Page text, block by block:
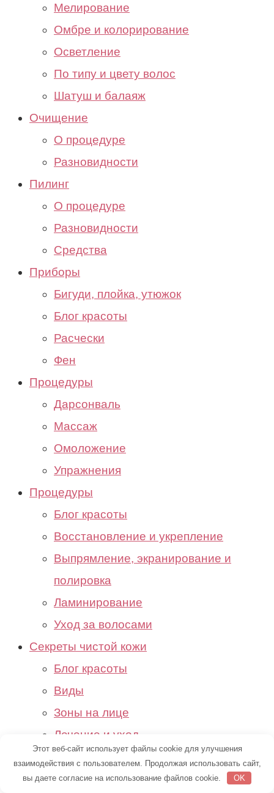
Мелирование
Омбре и колорирование
Осветление
По типу и цвету волос
Шатуш и балаяж
Очищение
О процедуре
Разновидности
Пилинг
О процедуре
Разновидности
Средства
Приборы
Бигуди, плойка, утюжок
Блог красоты
Расчески
Фен
Процедуры
Дарсонваль
Массаж
Омоложение
Упражнения
Процедуры
Блог красоты
Восстановление и укрепление
Выпрямление, экранирование и
полировка
Ламинирование
Уход за волосами
Секреты чистой кожи
Блог красоты
Виды
Зоны на лице
Лечение и уход
Причины возникновения высыпаний
События
Этот веб-сайт использует файлы cookie для улучшения
взаимодействия с пользователем. Продолжая использовать сайт,
вы даете согласие на использование файлов cookie.
OK